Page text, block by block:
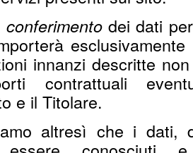
dei dati
esclusivamente
innanzi descritte
contrattuali
e il Titolare.
altresì che i dati,